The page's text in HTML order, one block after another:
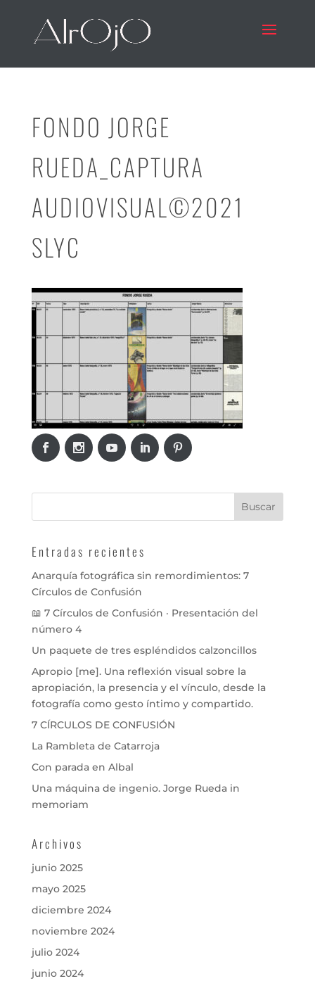
FONDO JORGE
RUEDA_CAPTURA
AUDIOVISUAL©2021
SLYC
Entradas recientes
Anarquía fotográfica sin remordimientos: 7
Círculos de Confusión
📖 7 Círculos de Confusión · Presentación del
número 4
Un paquete de tres espléndidos calzoncillos
Apropio [me]. Una reflexión visual sobre la
apropiación, la presencia y el vínculo, desde la
fotografía como gesto íntimo y compartido.
7 CÍRCULOS DE CONFUSIÓN
La Rambleta de Catarroja
Con parada en Albal
Una máquina de ingenio. Jorge Rueda in
memoriam
Archivos
junio 2025
mayo 2025
diciembre 2024
noviembre 2024
julio 2024
junio 2024